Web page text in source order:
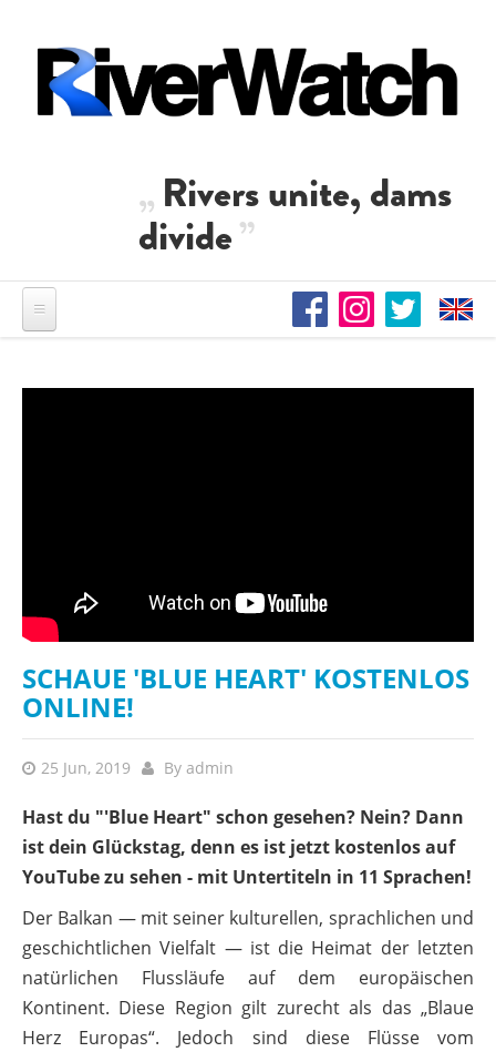
Rivers unite, dams
divide
SCHAUE 'BLUE HEART' KOSTENLOS
ONLINE!
25 Jun, 2019 By admin
Hast du "'Blue Heart" schon gesehen? Nein? Dann
ist dein Glückstag, denn es ist jetzt kostenlos auf
YouTube zu sehen - mit Untertiteln in 11 Sprachen!
Der Balkan — mit seiner kulturellen, sprachlichen und
geschichtlichen Vielfalt — ist die Heimat der letzten
natürlichen Flussläufe auf dem europäischen
Kontinent. Diese Region gilt zurecht als das „Blaue
Herz Europas“. Jedoch sind diese Flüsse vom